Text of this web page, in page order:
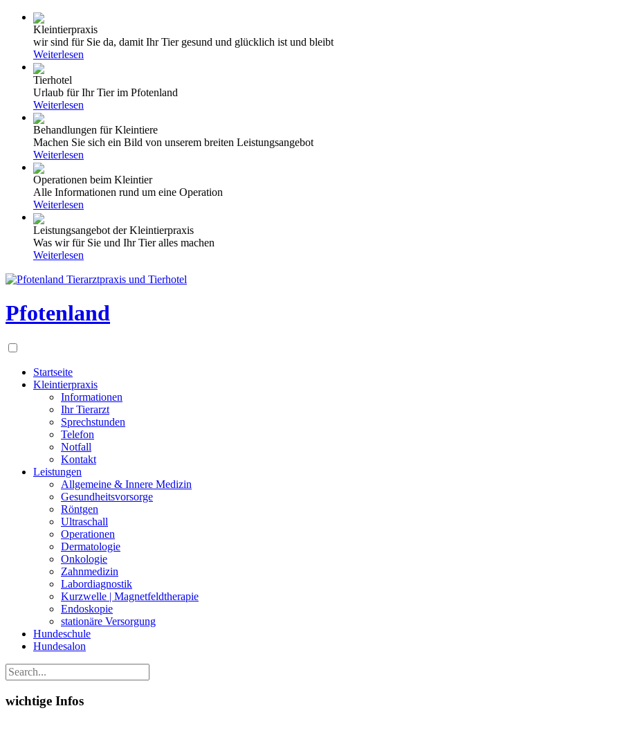
Kleintierpraxis
wir sind für Sie da, damit Ihr Tier gesund und glücklich ist und bleibt
Weiterlesen
Tierhotel
Urlaub für Ihr Tier im Pfotenland
Weiterlesen
Behandlungen für Kleintiere
Machen Sie sich ein Bild von unserem breiten Leistungsangebot
Weiterlesen
Operationen beim Kleintier
Alle Informationen rund um eine Operation
Weiterlesen
Leistungsangebot der Kleintierpraxis
Was wir für Sie und Ihr Tier alles machen
Weiterlesen
Pfotenland
Startseite
Kleintierpraxis
Informationen
Ihr Tierarzt
Sprechstunden
Telefon
Notfall
Kontakt
Leistungen
Allgemeine & Innere Medizin
Gesundheitsvorsorge
Röntgen
Ultraschall
Operationen
Dermatologie
Onkologie
Zahnmedizin
Labordiagnostik
Kurzwelle | Magnetfeldtherapie
Endoskopie
stationäre Versorgung
Hundeschule
Hundesalon
wichtige Infos